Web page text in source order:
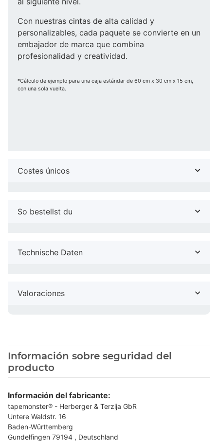
Con nuestras cintas de alta calidad y
personalizables, cada paquete se convierte en un
embajador de marca que combina
profesionalidad y creatividad.
*Cálculo de ejemplo para una caja estándar de 60 cm x 30 cm x 15 cm,
con una sola vuelta.
Costes únicos
So bestellst du
Technische Daten
Valoraciones
Información sobre seguridad del
producto
Información del fabricante:
tapemonster® - Herberger & Terzija GbR
Untere Waldstr. 16
Baden-Württemberg
Gundelfingen 79194 , Deutschland